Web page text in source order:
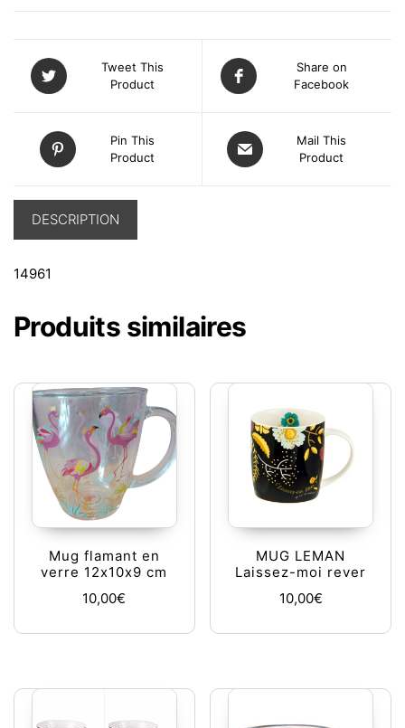
Tweet This
Product
Share on
Facebook
Pin This
Product
Mail This
Product
DESCRIPTION
14961
Produits similaires
Mug flamant en
verre 12x10x9 cm
10,00€
MUG LEMAN
Laissez-moi rever
10,00€